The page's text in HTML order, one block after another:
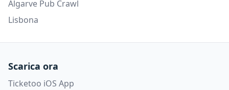
Algarve Pub Crawl
Lisbona
Scarica ora
Ticketoo iOS App